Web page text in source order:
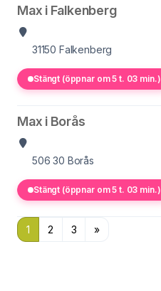
Max i Falkenberg
31150 Falkenberg
Stängt (öppnar om 5 t. 03 min.)
Max i Borås
506 30 Borås
Stängt (öppnar om 5 t. 03 min.)
1 2 3 »